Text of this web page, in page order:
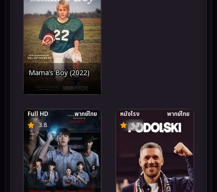
Mama’s Boy (2022)
3.8
Full HD พากย์ไทย
6.3
หนังโรง พากย์ไทย